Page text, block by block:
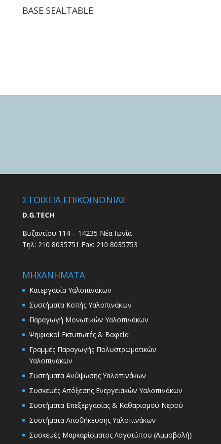
BASE SEALTABLE
ΣΤΟΙΧΕΙΑ ΕΠΙΚΟΙΝΩΝΙΑΣ
D.G.TECH
Βυζαντίου 114 – 14235 Νέα Ιωνία
Τηλ: 210 8035751 Fax: 210 8035753
ΜΗΧΑΝΗΜΑΤΑ
Κατεργασία Υαλοπινάκων
Συστήματα Κοπής Υαλοπινάκων
Παραγωγή Μονωτικών Υαλοπινάκων
Ψηφιακοί Εκτυπωτές & Βαφεία
Γραμμές Παραγωγής Πολυστρωματικών
Υαλοπινάκων
Συστήματα Ανύψωσης Υαλοπινάκων
Συσκευές Απόξεσης Ενεργειακών Υαλοπινάκων
Συστήματα Επεξεργασίας & Καθαρισμού Νερού
Συστήματα Αποθήκευσης Υαλοπινάκων
Συσκευές Μαρκαρίσματος Λογοτύπου (Αμμοβολή)